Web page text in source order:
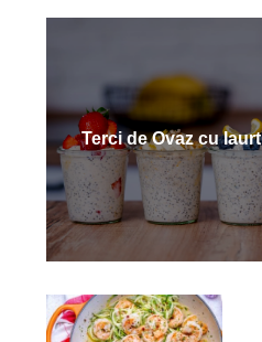
Terci de Ovaz cu